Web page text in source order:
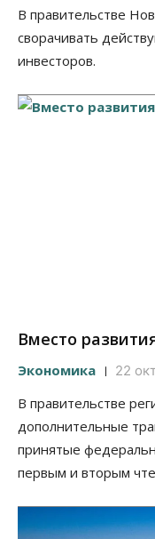
В правительстве
сворачивать
инвесторов.
Вместо
Экономика 22
В правительстве
дополнительные
принятые
первым и вторым